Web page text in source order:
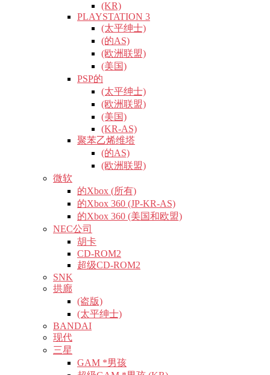
(KR)
PLAYSTATION 3
(太平绅士)
(的AS)
(欧洲联盟)
(美国)
PSP的
(太平绅士)
(欧洲联盟)
(美国)
(KR-AS)
聚苯乙烯维塔
(的AS)
(欧洲联盟)
微软
的Xbox (所有)
的Xbox 360 (JP-KR-AS)
的Xbox 360 (美国和欧盟)
NEC公司
胡卡
CD-ROM2
超级CD-ROM2
SNK
拱廊
(盗版)
(太平绅士)
BANDAI
现代
三星
GAM *男孩